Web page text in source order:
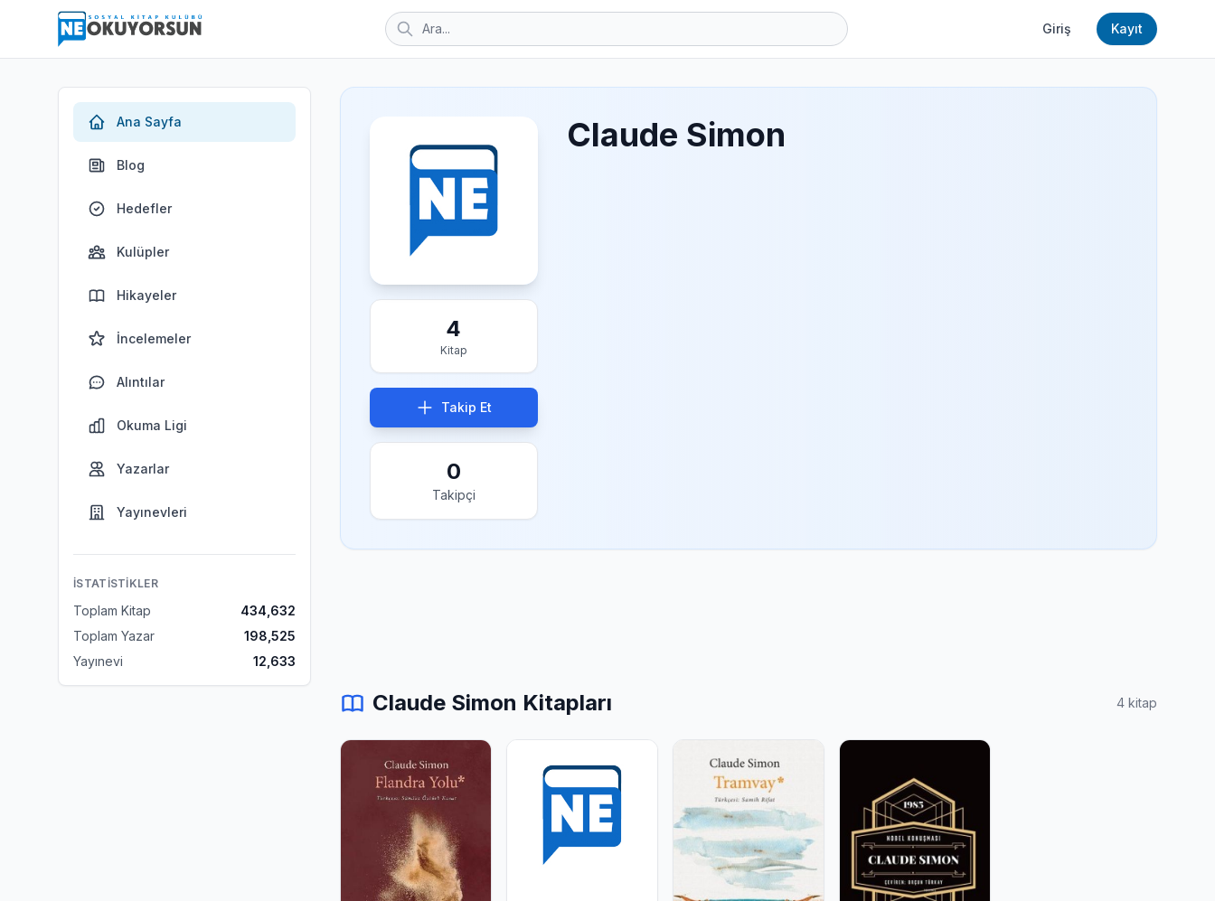
Giriş Kayıt
Ana Sayfa
Blog
Hedefler
Kulüpler
Hikayeler
İncelemeler
Alıntılar
Okuma Ligi
Yazarlar
Yayınevleri
İSTATISTIKLER
Toplam Kitap
434,632
Toplam Yazar
198,525
Yayınevi
12,633
4
Kitap
Takip Et
0
Takipçi
Claude Simon
Claude Simon Kitapları 4 kitap